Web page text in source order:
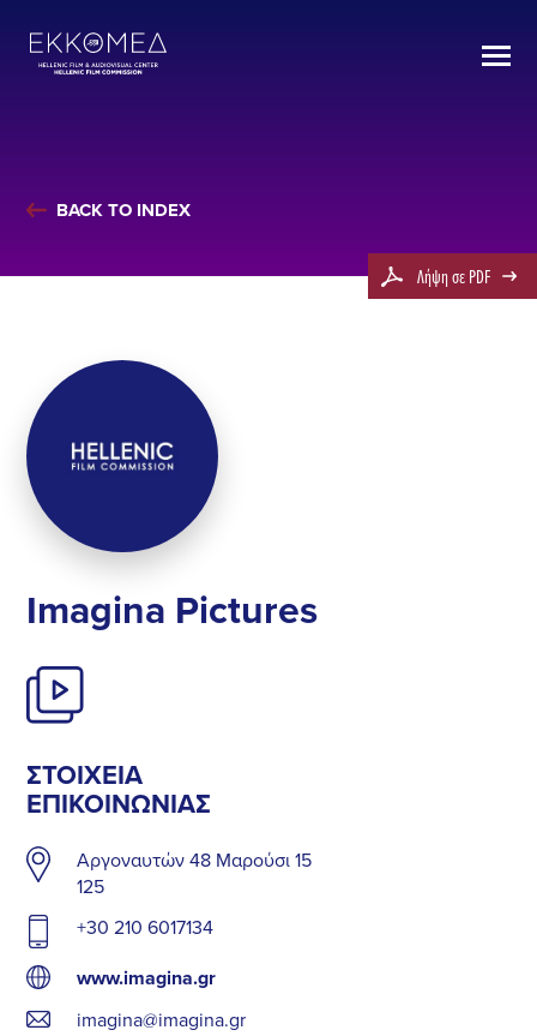
BACK TO INDEX
Λήψη σε PDF
Imagina Pictures
ΣΤΟΙΧΕΊΑ
ΕΠΙΚΟΙΝΩΝΊΑΣ
Αργοναυτών 48 Μαρούσι 15
125
+30 210 6017134
www.imagina.gr
imagina@imagina.gr